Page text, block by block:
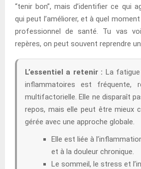
“tenir bon”, mais d’identifier ce qui
qui peut l’améliorer, et à quel
professionnel de santé. Tu vas
repères, on peut souvent reprendre
L’essentiel a retenir : La fatigue
inflammatoires est fréquente,
multifactorielle. Elle ne disparaît
repos, mais elle peut être mieux
gérée avec une approche globale.
Elle est liée à
et à la douleur chronique.
Le sommeil, le stress et